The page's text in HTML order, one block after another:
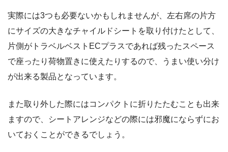
実際には3つも必要ないかもしれませんが、左右席の片方
にサイズの大きなチャイルドシートを取り付けたとして、
片側がトラベルベストECプラスであれば残ったスペース
で座ったり荷物置きに使えたりするので、うまい使い分け
が出来る製品となっています。
また取り外した際にはコンパクトに折りたたむことも出来
ますので、シートアレンジなどの際には邪魔にならずにお
いておくことができるでしょう。